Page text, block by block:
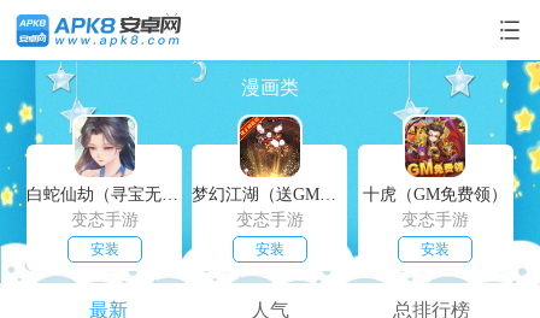
漫画类
白蛇仙劫（寻宝无限真充）
变态手游
安装
梦幻江湖（送GM特权）
变态手游
安装
十虎（GM免费领）
变态手游
安装
最新 人气 总排行榜